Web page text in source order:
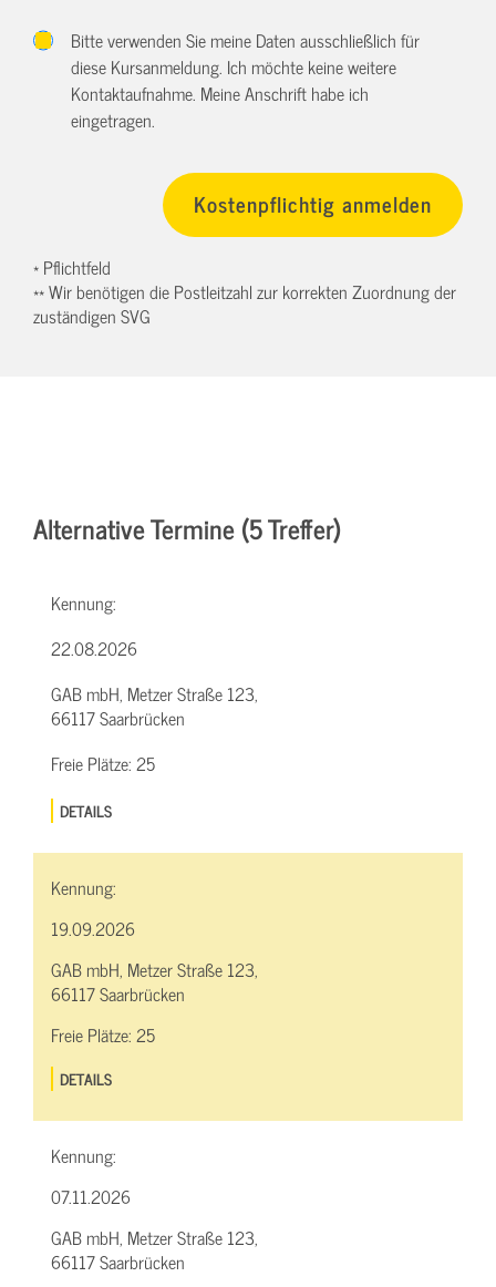
Bitte verwenden Sie meine Daten ausschließlich für
diese Kursanmeldung. Ich möchte keine weitere
Kontaktaufnahme. Meine Anschrift habe ich
eingetragen.
* Pflichtfeld
** Wir benötigen die Postleitzahl zur korrekten Zuordnung der
zuständigen SVG
Alternative Termine (5 Treffer)
Kennung:
22.08.2026
GAB mbH, Metzer Straße 123,
66117 Saarbrücken
Freie Plätze:25
DETAILS
Kennung:
19.09.2026
GAB mbH, Metzer Straße 123,
66117 Saarbrücken
Freie Plätze:25
DETAILS
Kennung:
07.11.2026
GAB mbH, Metzer Straße 123,
66117 Saarbrücken